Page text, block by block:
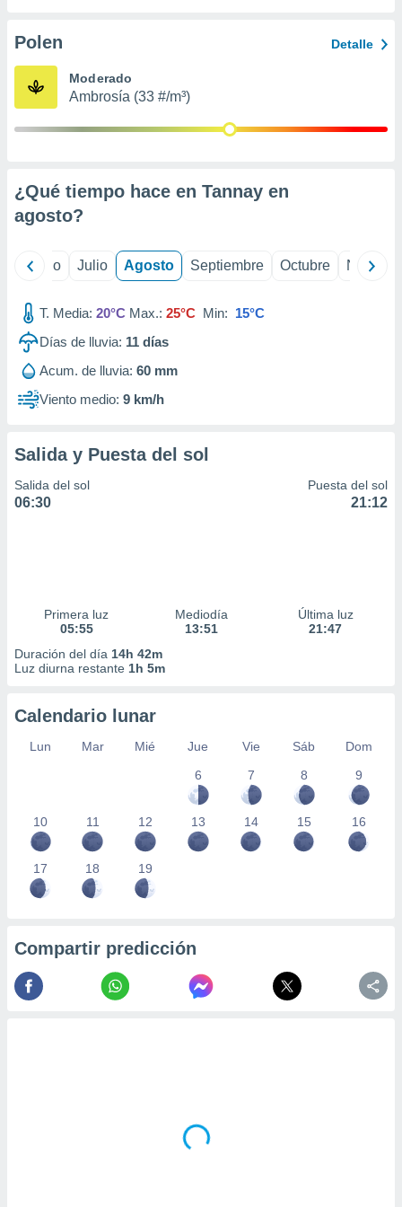
e
mediante
de
1199
Polen Detalle
Moderado
Ambrosía (33 #/m³)
¿Qué tiempo hace en Tannay en
agosto?
Junio Julio Agosto Septiembre Octubre
T. Media: 20°C Max.: 25°C Min: 15°C
Días de lluvia: 11 días
Acum. de lluvia: 60 mm
Viento medio: 9 km/h
Salida y Puesta del sol
Salida del sol
06:30
Puesta del sol
21:12
Primera luz
05:55
Mediodía
13:51
Última luz
21:47
Duración del día 14h 42m
Luz diurna restante 1h 5m
Calendario lunar
Lun Mar Mié Jue Vie Sáb
Dom
6
7 8 9
10 11 12 13 14 15 16
17 18 19
Compartir predicción